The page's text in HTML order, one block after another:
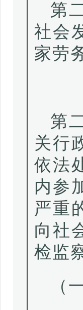
第
社会
家劳
第
关行
依法
内参
严重
向社
检监
（